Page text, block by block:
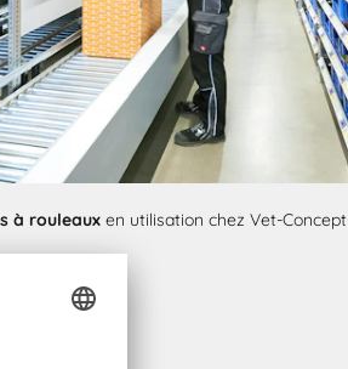
à rouleauxen utilisation chez Vet-Concept